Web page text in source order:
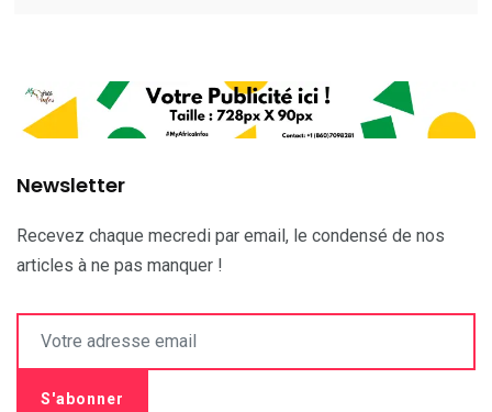
Newsletter
Recevez chaque mecredi par email, le condensé de nos
articles à ne pas manquer !